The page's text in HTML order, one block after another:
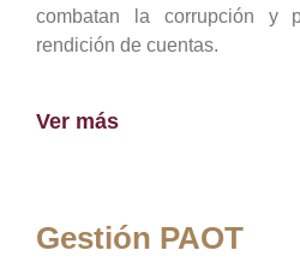
combatan la corrupción y
rendición de cuentas.
Ver más
Gestión PAOT